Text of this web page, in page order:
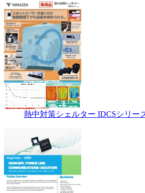
熱中対策シェルター IDCSシリー